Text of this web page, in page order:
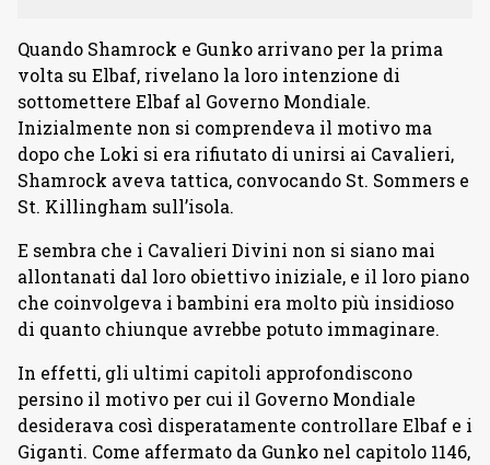
Quando Shamrock e Gunko arrivano per la prima
volta su Elbaf, rivelano la loro intenzione di
sottomettere Elbaf al Governo Mondiale.
Inizialmente non si comprendeva il motivo ma
dopo che Loki si era rifiutato di unirsi ai Cavalieri,
Shamrock aveva tattica, convocando St. Sommers e
St. Killingham sull’isola.
E sembra che i Cavalieri Divini non si siano mai
allontanati dal loro obiettivo iniziale, e il loro piano
che coinvolgeva i bambini era molto più insidioso
di quanto chiunque avrebbe potuto immaginare.
In effetti, gli ultimi capitoli approfondiscono
persino il motivo per cui il Governo Mondiale
desiderava così disperatamente controllare Elbaf e i
Giganti. Come affermato da Gunko nel capitolo 1146,